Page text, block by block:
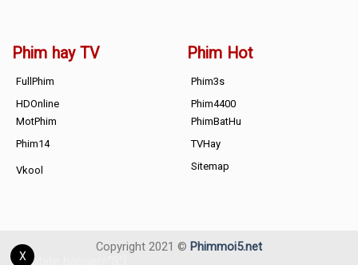
Phim hay TV
FullPhim
HDOnline
MotPhim
Phim14
Vkool
Phim Hot
Phim3s
Phim4400
PhimBatHu
TVHay
Sitemap
[adrotate banner="8"]
X
Copyright 2021 © Phimmoi5.net